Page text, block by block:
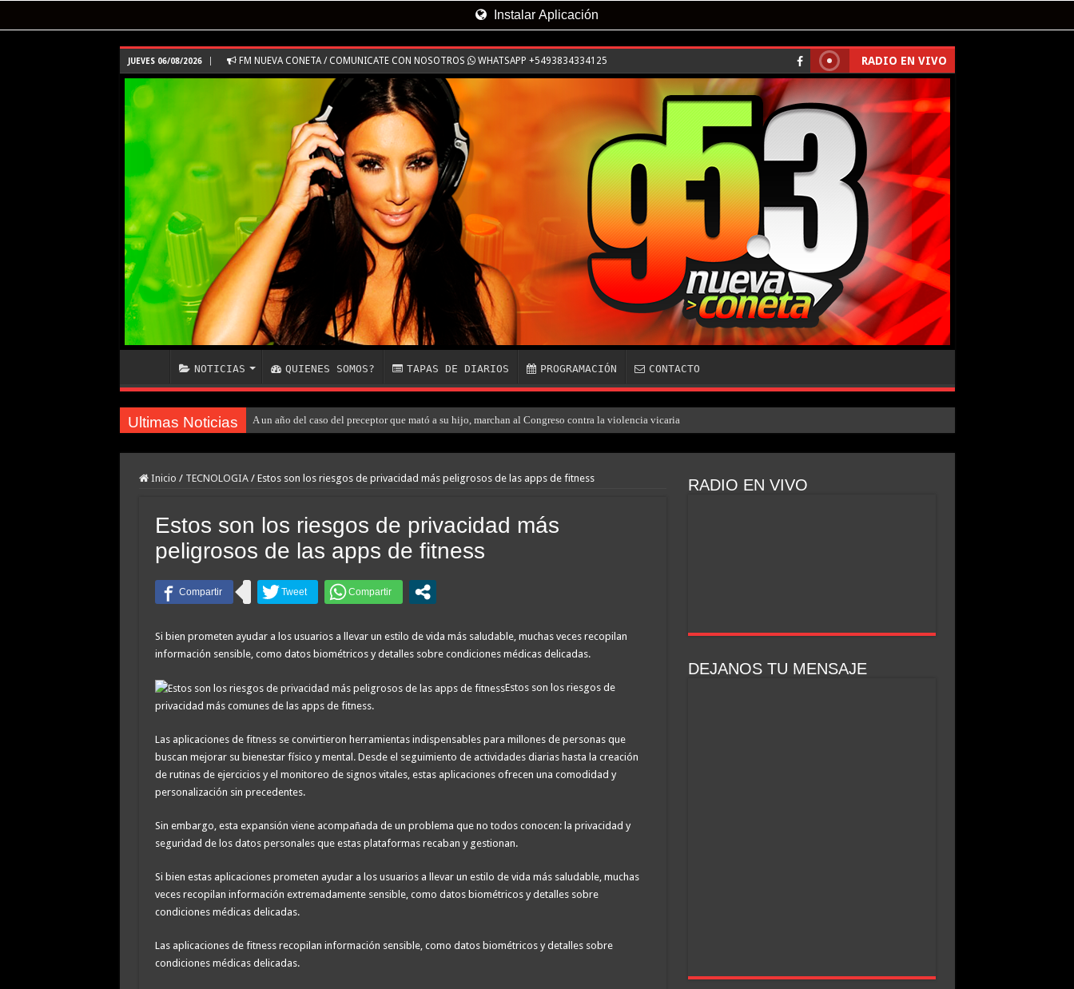
Instalar Aplicación
JUEVES 06/08/2026 FM NUEVA CONETA / COMUNICATE CON NOSOTROS WHATSAPP +5493834334125 RADIO EN VIVO
NOTICIAS QUIENES SOMOS? TAPAS DE DIARIOS PROGRAMACIÓN CONTACTO
Ultimas Noticias A un año del caso del preceptor que mató a su hijo, marchan al Congreso contra la violencia vicaria
Nuevo asesinato motochorro de un policía de la Ciudad en el Conurbano: «Asesinos de m…, los vamos a agarrar»
Inicio / TECNOLOGIA / Estos son los riesgos de privacidad más peligrosos de las apps de fitness
Estos son los riesgos de privacidad más
peligrosos de las apps de fitness
Si bien prometen ayudar a los usuarios a llevar un estilo de vida más saludable, muchas veces recopilan
información sensible, como datos biométricos y detalles sobre condiciones médicas delicadas.
Estos son los riesgos de
privacidad más comunes de las apps de fitness.
Las aplicaciones de fitness se convirtieron herramientas indispensables para millones de personas que
buscan mejorar su bienestar físico y mental. Desde el seguimiento de actividades diarias hasta la creación
de rutinas de ejercicios y el monitoreo de signos vitales, estas aplicaciones ofrecen una comodidad y
personalización sin precedentes.
Sin embargo, esta expansión viene acompañada de un problema que no todos conocen: la privacidad y
seguridad de los datos personales que estas plataformas recaban y gestionan.
Si bien estas aplicaciones prometen ayudar a los usuarios a llevar un estilo de vida más saludable, muchas
veces recopilan información extremadamente sensible, como datos biométricos y detalles sobre
condiciones médicas delicadas.
Las aplicaciones de fitness recopilan información sensible, como datos biométricos y detalles sobre
condiciones médicas delicadas.
RADIO EN VIVO
DEJANOS TU MENSAJE